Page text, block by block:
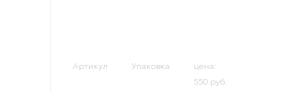
Артикул Упаковка
цена:
550 руб.